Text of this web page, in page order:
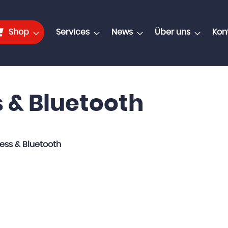
Shop Services News Über uns
& Bluetooth
& Bluetooth